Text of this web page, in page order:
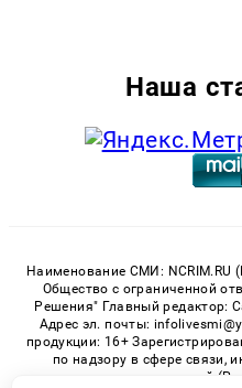
Наша
Наименование СМИ:
Общество с ограниченной
Решения" Главный редактор:
Адрес эл. почты:
продукции: 16+
по надзору в сфере связи,
массовых коммуникаций